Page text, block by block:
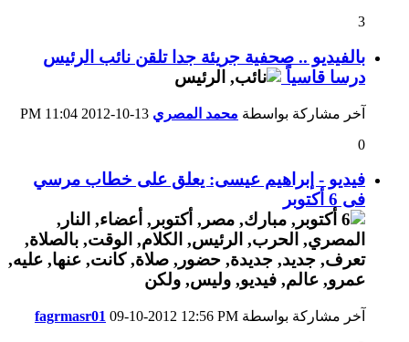
3
بالفيديو .. صحفية جريئة جدا تلقن نائب الرئيس
درسا قاسياً
آخر مشاركة بواسطة محمد المصري
11:04 PM
0
فيديو - إبراهيم عيسى: يعلق على خطاب مرسي
فى 6 أكتوبر
آخر مشاركة بواسطة fagrmasr01 09-10-2012 12:56 PM